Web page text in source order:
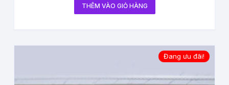
THÊM VÀO GIỎ HÀNG
Đang ưu đãi!